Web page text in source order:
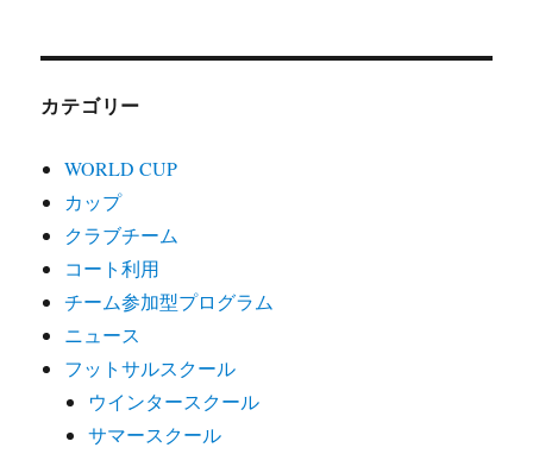
カテゴリー
WORLD CUP
カップ
クラブチーム
コート利用
チーム参加型プログラム
ニュース
フットサルスクール
ウインタースクール
サマースクール